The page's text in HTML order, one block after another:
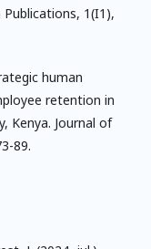
Publications, 1(I1),
human
retention in
Kenya. Journal of
89.